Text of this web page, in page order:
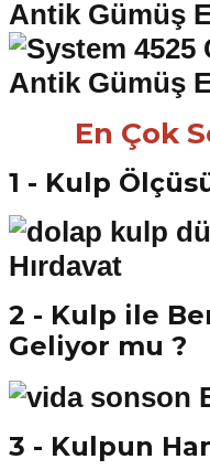
En Çok
1 - Kulp
2 - Kulp ile
Geliyor mu ?
3 - Kulpun